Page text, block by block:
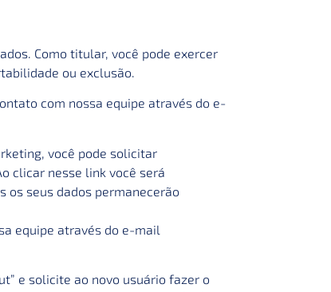
Como titular, você pode exercer
ou exclusão.
com nossa equipe através do e-
você pode solicitar
clicar nesse link você será
os seus dados permanecerão
equipe através do e-mail
e solicite ao novo usuário fazer o